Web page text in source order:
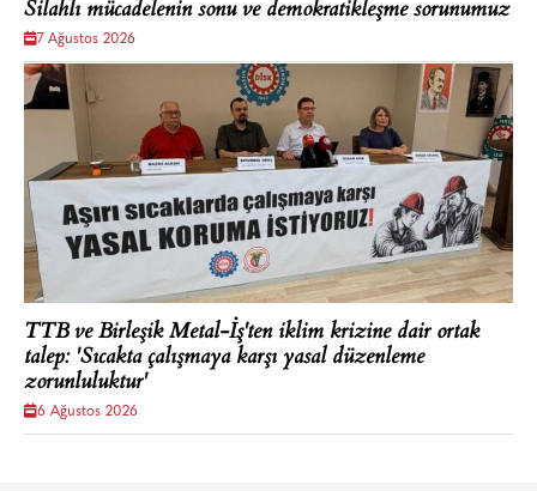
Silahlı mücadelenin sonu ve demokratikleşme sorunumuz
7 Ağustos 2026
TTB ve Birleşik Metal-İş'ten iklim krizine dair ortak
talep: 'Sıcakta çalışmaya karşı yasal düzenleme
zorunluluktur'
6 Ağustos 2026